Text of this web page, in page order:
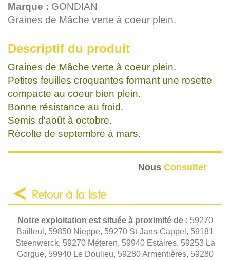
Marque : GONDIAN
Graines de Mâche verte à coeur plein.
Descriptif du produit
Graines de Mâche verte à coeur plein.
Petites feuilles croquantes formant une rosette
compacte au coeur bien plein.
Bonne résistance au froid.
Semis d'août à octobre.
Récolte de septembre à mars.
Nous Consulter
Retour à la liste
Notre exploitation est située à proximité de : 59270
Bailleul, 59850 Nieppe, 59270 St-Jans-Cappel, 59181
Steenwerck, 59270 Méteren, 59940 Estaires, 59253 La
Gorgue, 59940 Le Doulieu, 59280 Armentières, 59280